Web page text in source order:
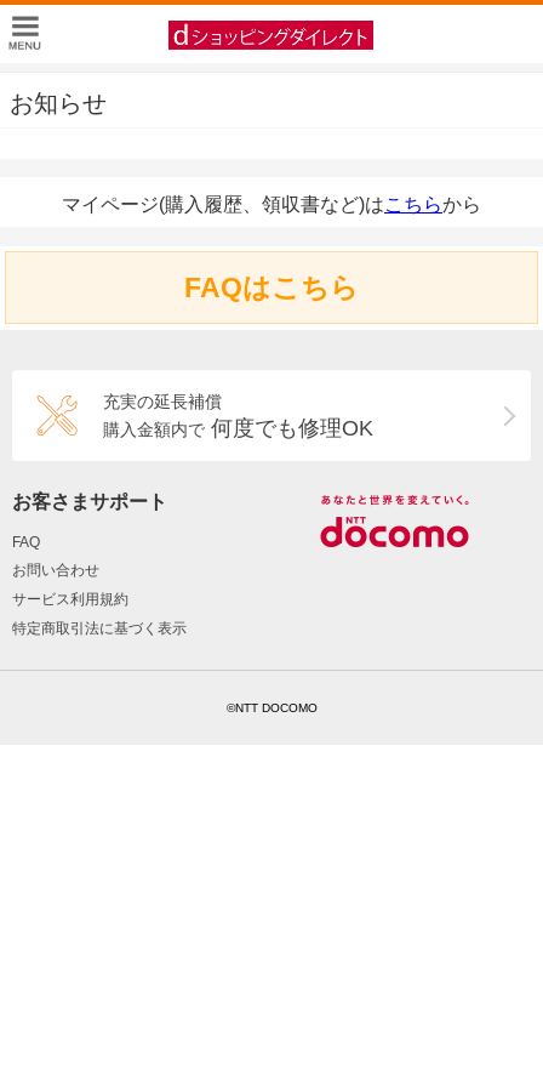
お知らせ
マイページ(購入履歴、領収書など)はこちらから
FAQはこちら
充実の延長補償
購入金額内で 何度でも修理OK
お客さまサポート
FAQ
お問い合わせ
サービス利用規約
特定商取引法に基づく表示
©NTT DOCOMO